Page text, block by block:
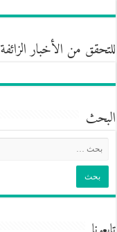
للتحقق من الأخبار الزائفة
البحث